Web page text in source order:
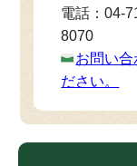
電話：04-
8070
お問い合
ださい。